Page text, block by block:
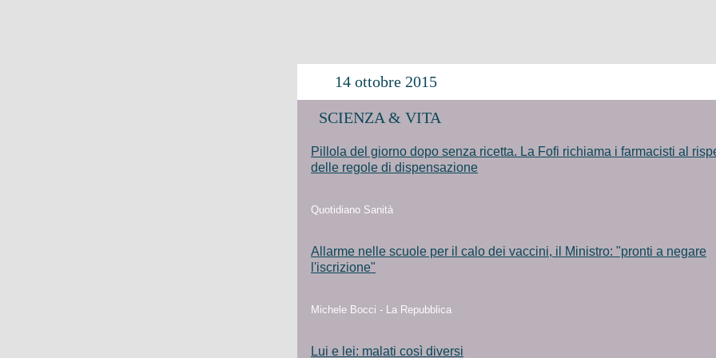
14 ottobre 2015
SCIENZA & VITA
Pillola del giorno dopo senza ricetta. La Fofi richiama i farmacisti al
delle regole di dispensazione
Quotidiano Sanità
Allarme nelle scuole per il calo dei vaccini, il Ministro: "pronti a negare
l'iscrizione"
Michele Bocci - La Repubblica
Lui e lei: malati così diversi